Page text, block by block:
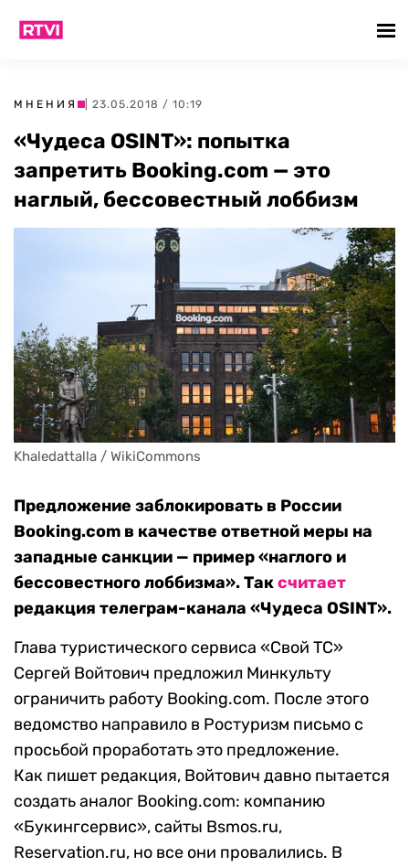
МНЕНИЯ | 23.05.2018 / 10:19
«Чудеса OSINT»: попытка
запретить Booking.com — это
наглый, бессовестный лоббизм
Khaledattalla / WikiCommons
Предложение заблокировать в России
Booking.com в качестве ответной меры на
западные санкции — пример «наглого и
бессовестного лоббизма». Таксчитает
редакция телеграм-канала «Чудеса OSINT».
Глава туристического сервиса «Свой ТС»
Сергей Войтович предложил Минкульту
ограничить работу Booking.com. После этого
ведомство направило в Ростуризм письмо с
просьбой проработать это предложение.
Как пишет редакция, Войтович давно пытается
создать аналог Booking.com: компанию
«Букингсервис», сайты Bsmos.ru,
Reservation.ru, но все они провалились. В